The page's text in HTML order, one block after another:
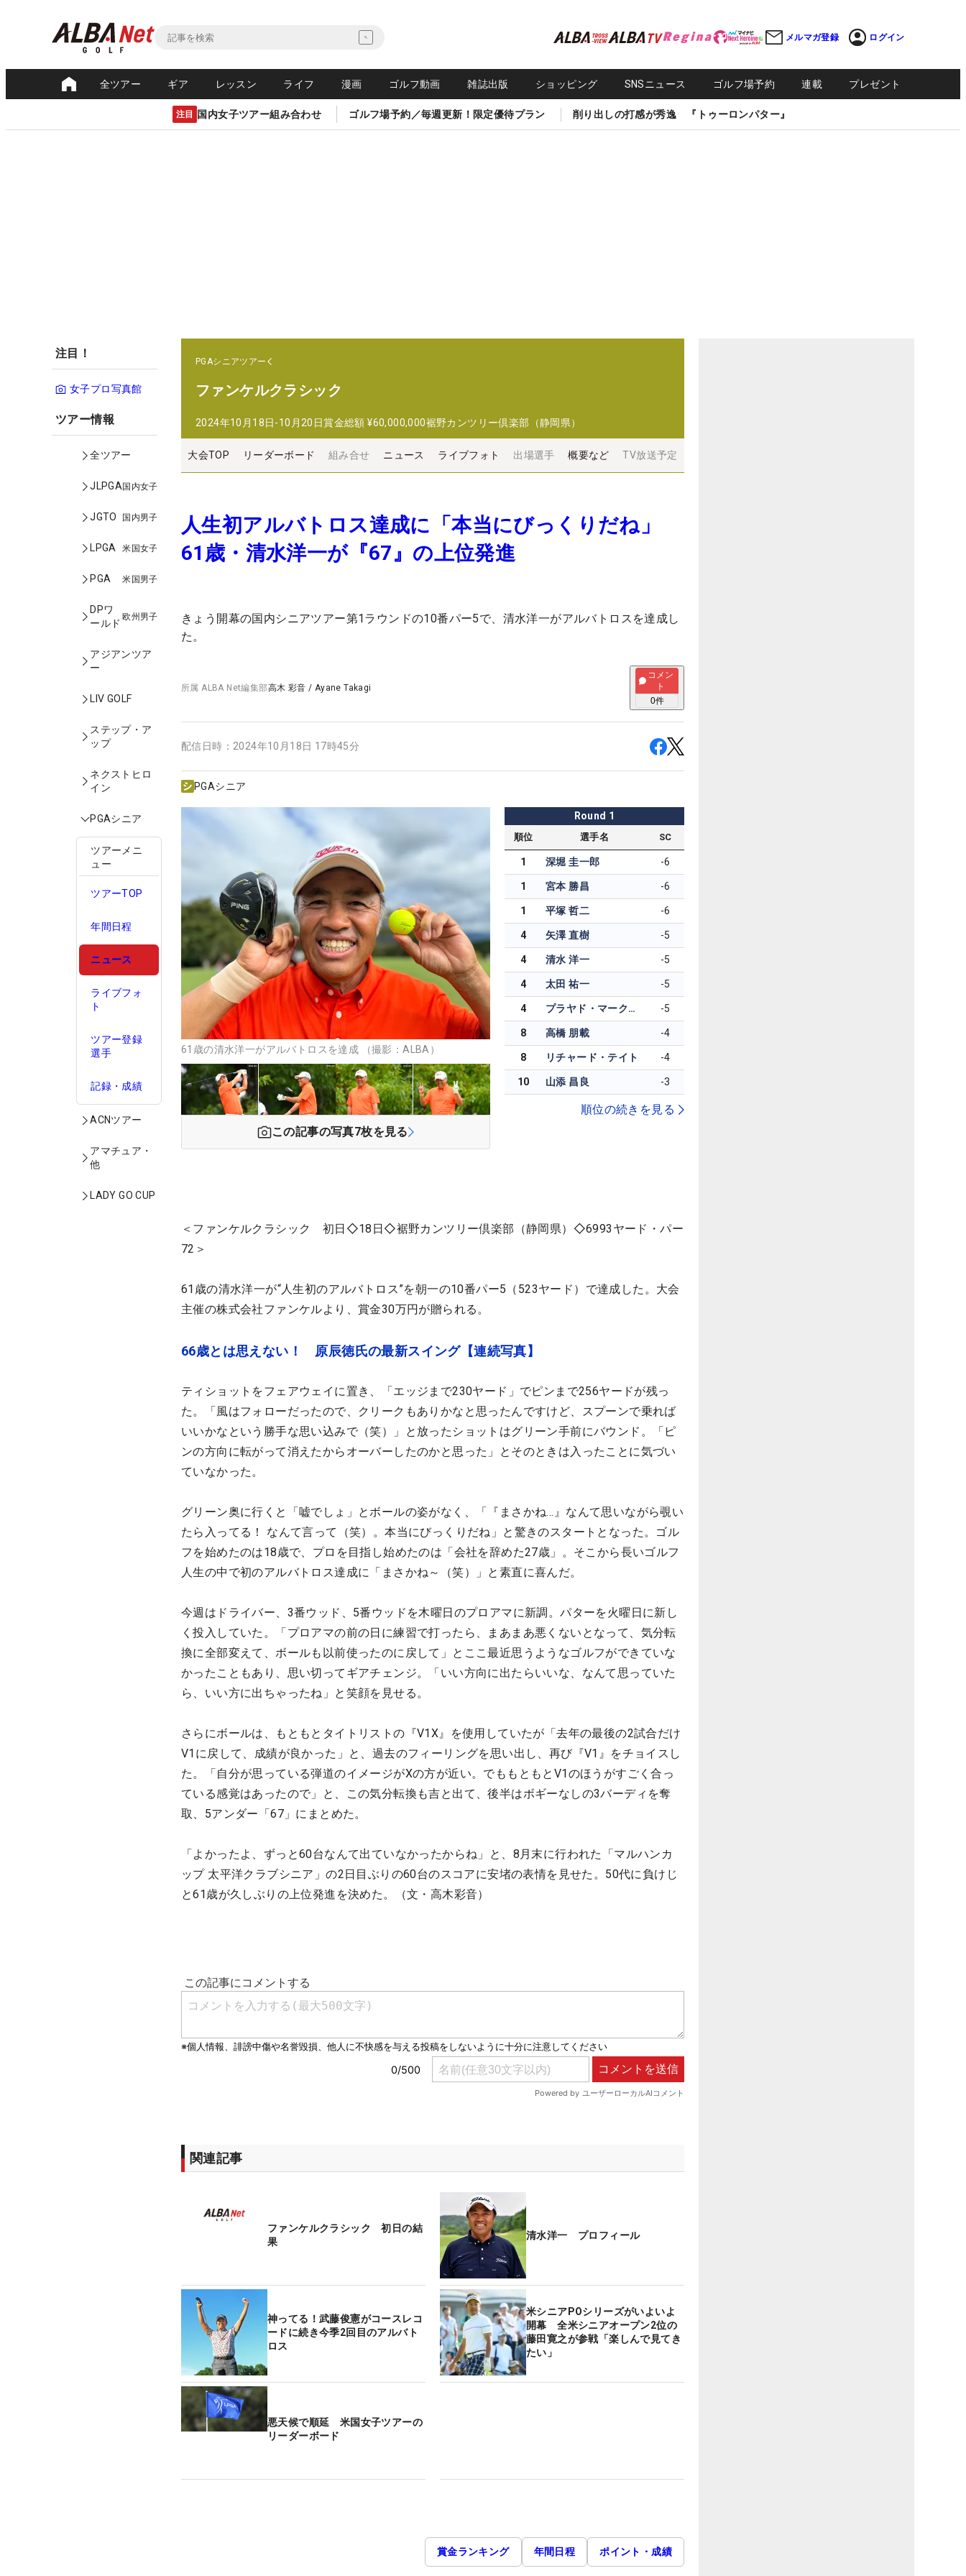
メルマガ登録 ログイン
全ツアー ギア レッスン ライフ 漫画 ゴルフ動画 雑誌出版 ショッピング SNSニュース ゴルフ場予約 連載 プレゼント
注目 国内女子ツアー組み合わせ ゴルフ場予約／毎週更新！限定優待プラン 削り出しの打感が秀逸 『トゥーロンパター』
注目！
女子プロ写真館
ツアー情報
全ツアー
JLPGA国内女子
JGTO 国内男子
LPGA 米国女子
PGA 米国男子
DPワ
ールド
欧州男子
アジアンツア
ー
LIV GOLF
ステップ・ア
ップ
ネクストヒロ
イン
PGAシニア
ツアーメニ
ュー
ツアーTOP
年間日程
ニュース
ライブフォ
ト
ツアー登録
選手
記録・成績
ACNツアー
アマチュア・
他
LADY GO CUP
PGAシニアツアー
ファンケルクラシック
2024年10月18日-10月20日賞金総額 ¥60,000,000裾野カンツリー倶楽部（静岡県）
大会TOP リーダーボード 組み合せ ニュース ライブフォト 出場選手 概要など TV放送予定
人生初アルバトロス達成に「本当にびっくりだね」
61歳・清水洋一が『67』の上位発進
きょう開幕の国内シニアツアー第1ラウンドの10番パー5で、清水洋一がアルバトロスを達成し
た。
所属ALBA Net編集部高木 彩音 / Ayane Takagi
コメン
ト
0件
配信日時： 2024年10月18日 17時45分
PGAシニア
61歳の清水洋一がアルバトロスを達成 （撮影：ALBA）
この記事の写真7枚を見る
Round 1
順位 選手名 SC
1 深堀 圭一郎 -6
1 宮本 勝昌 -6
1 平塚 哲二 -6
4 矢澤 直樹 -5
4 清水 洋一 -5
4 太田 祐一 -5
4 プラヤド・マークセン -5
8 高橋 朋載 -4
8 リチャード・テイト -4
10 山添 昌良 -3
順位の続きを見る
＜ファンケルクラシック 初日◇18日◇裾野カンツリー倶楽部（静岡県）◇6993ヤード・パー
72＞
61歳の清水洋一が“人生初のアルバトロス”を朝一の10番パー5（523ヤード）で達成した。大会
主催の株式会社ファンケルより、賞金30万円が贈られる。
66歳とは思えない！ 原辰徳氏の最新スイング【連続写真】
ティショットをフェアウェイに置き、「エッジまで230ヤード」でピンまで256ヤードが残っ
た。「風はフォローだったので、クリークもありかなと思ったんですけど、スプーンで乗れば
いいかなという勝手な思い込みで（笑）」と放ったショットはグリーン手前にバウンド。「ピ
ンの方向に転がって消えたからオーバーしたのかと思った」とそのときは入ったことに気づい
ていなかった。
グリーン奥に行くと「嘘でしょ」とボールの姿がなく、「『まさかね…』なんて思いながら覗い
たら入ってる！ なんて言って（笑）。本当にびっくりだね」と驚きのスタートとなった。ゴル
フを始めたのは18歳で、プロを目指し始めたのは「会社を辞めた27歳」。そこから長いゴルフ
人生の中で初のアルバトロス達成に「まさかね～（笑）」と素直に喜んだ。
今週はドライバー、3番ウッド、5番ウッドを木曜日のプロアマに新調。パターを火曜日に新し
く投入していた。「プロアマの前の日に練習で打ったら、まあまあ悪くないとなって、気分転
換に全部変えて、ボールも以前使ったのに戻して」とここ最近思うようなゴルフができていな
かったこともあり、思い切ってギアチェンジ。「いい方向に出たらいいな、なんて思っていた
ら、いい方に出ちゃったね」と笑顔を見せる。
さらにボールは、もともとタイトリストの『V1X』を使用していたが「去年の最後の2試合だけ
V1に戻して、成績が良かった」と、過去のフィーリングを思い出し、再び『V1』をチョイスし
た。「自分が思っている弾道のイメージがXの方が近い。でももともとV1のほうがすごく合っ
ている感覚はあったので」と、この気分転換も吉と出て、後半はボギーなしの3バーディを奪
取、5アンダー「67」にまとめた。
「よかったよ、ずっと60台なんて出ていなかったからね」と、8月末に行われた「マルハンカ
ップ 太平洋クラブシニア」の2日目ぶりの60台のスコアに安堵の表情を見せた。50代に負けじ
と61歳が久しぶりの上位発進を決めた。（文・高木彩音）
関連記事
ファンケルクラシック 初日の結
果
清水洋一 プロフィール
神ってる！武藤俊憲がコースレコ
ードに続き今季2回目のアルバト
ロス
米シニアPOシリーズがいよいよ
開幕 全米シニアオープン2位の
藤田寛之が参戦「楽しんで見てき
たい」
悪天候で順延 米国女子ツアーの
リーダーボード
賞金ランキング 年間日程 ポイント・成績